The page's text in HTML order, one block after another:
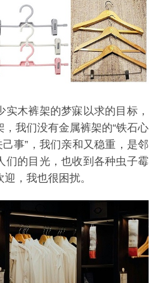
实木裤架的梦寐以求的目标，
，我们没有金属裤架的“铁石心
己事”，我们亲和又稳重，是邻
们的目光，也收到各种虫子霉
，我也很困扰。